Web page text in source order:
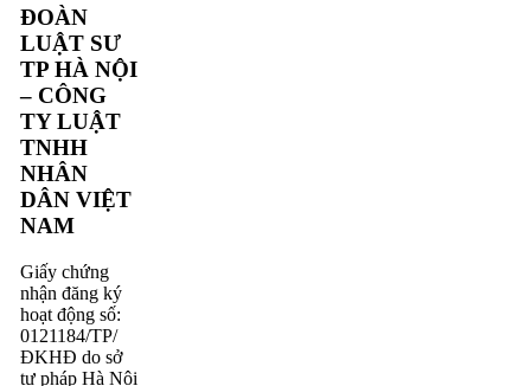
ĐOÀN
LUẬT SƯ
TP HÀ NỘI
– CÔNG
TY LUẬT
TNHH
NHÂN
DÂN VIỆT
NAM
Giấy chứng
nhận đăng ký
hoạt động số:
0121184/TP/
ĐKHĐ do sở
tư pháp Hà Nội